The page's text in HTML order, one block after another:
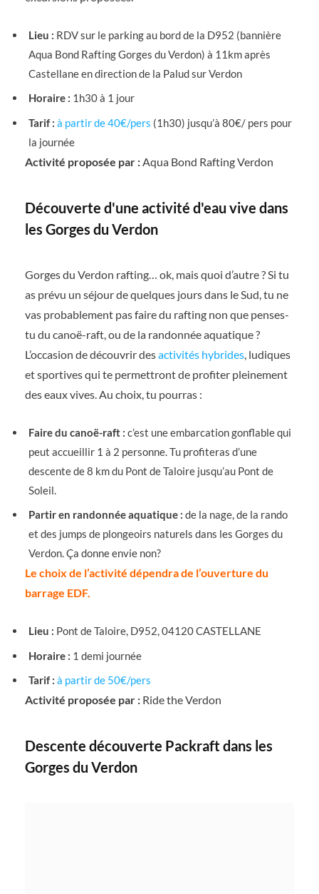
Lieu : RDV sur le parking au bord de la D952 (bannière
Aqua Bond Rafting Gorges du Verdon) à 11km après
Castellane en direction de la Palud sur Verdon
Horaire : 1h30 à 1 jour
Tarif : à partir de 40€/pers (1h30) jusqu’à 80€/ pers pour
la journée
Activité proposée par :Aqua Bond Rafting Verdon
Découverte d'une activité d'eau vive dans
les Gorges du Verdon
Gorges du Verdon rafting… ok, mais quoi d’autre ? Si tu
as prévu un séjour de quelques jours dans le Sud, tu ne
vas probablement pas faire du rafting non que penses-
tu du canoë-raft, ou de la randonnée aquatique ?
L’occasion de découvrir desactivités hybrides, ludiques
et sportives qui te permettront de profiter pleinement
des eaux vives. Au choix, tu pourras :
Faire du canoë-raft : c’est une embarcation gonflable qui
peut accueillir 1 à 2 personne. Tu profiteras d’une
descente de 8 km du Pont de Taloire jusqu’au Pont de
Soleil.
Partir en randonnée aquatique : de la nage, de la rando
et des jumps de plongeoirs naturels dans les Gorges du
Verdon. Ça donne envie non?
Le choix de l’activité dépendra de l’ouverture du
barrage EDF.
Lieu : Pont de Taloire, D952, 04120 CASTELLANE
Horaire : 1 demi journée
Tarif : à partir de 50€/pers
Activité proposée par : Ride the Verdon
Descente découverte Packraft dans les
Gorges du Verdon